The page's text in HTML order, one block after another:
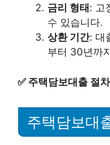
금리 형태 : 고
수 있습니다.
상환 기간: 대
부터 30년까
✅ 주택담보대출 절
주택담보대